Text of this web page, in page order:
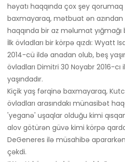
həyatı haqqında çox şey
baxmayaraq, mətbuat ən
haqqında bir az məlumat yığmağı
İlk övladları bir körpə qızdı: Wyatt
2014-cü ildə anadan olub, beş
övladları Dimitri 30 Noyabr 2016-
yaşındadır.
Kiçik yaş fərqinə baxmayaraq,
övladları arasındakı münasibət
'yeganə' uşaqlar olduğu kimi
alov götürən güvə kimi körpə
DeGeneres ilə müsahibə
çəkdi.